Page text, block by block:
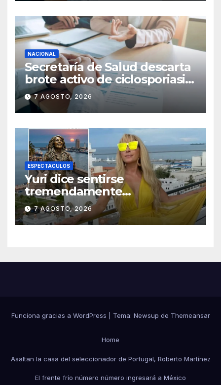
NACIONAL
Secretaría de Salud descarta
brote activo de ciclosporiasis
en México y pide tranquilidad
a la población
7 AGOSTO, 2026
ESPECTACULOS
Yuri dice sentirse
tremendamente
emocionada sobre su estatua
que le harán en Veracruz
7 AGOSTO, 2026
Funciona gracias a WordPress Tema: Newsup de Themeansar
Home
Asaltan la casa del seleccionador de Portugal, Roberto Martínez
El frente frío número número ingresará a México